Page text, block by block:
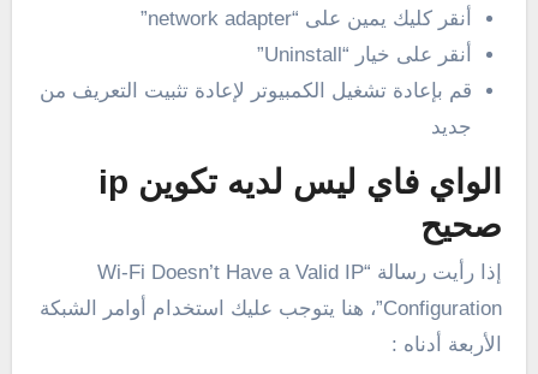
أنقر كليك يمين على “network adapter”
أنقر على خيار “Uninstall”
قم بإعادة تشغيل الكمبيوتر لإعادة تثبيت التعريف من
جديد
الواي فاي ليس لديه تكوين ip
صحيح
إذا رأيت رسالة “Wi-Fi Doesn’t Have a Valid IP
Configuration”، هنا يتوجب عليك استخدام أوامر الشبكة
الأربعة أدناه :